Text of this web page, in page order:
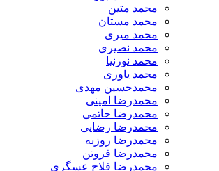
محمد متین
محمد مستان
محمد میری
محمد نصیری
محمد نورنیا
محمد یاوری
محمدحسین مهدی
محمدرضا امینی
محمدرضا حاتمی
محمدرضا رضایی
محمدرضا روزبه
محمدرضا فروتن
محمدرضا فلاح عسگری